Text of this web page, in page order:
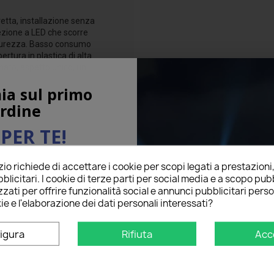
installazione senza
a LED che scorre
Basso consumo
in plastica di alta
aspetto unico, un
per
starstarstar
Facile
richiede di accettare i cookie per scopi legati a
I cookie di terze parti per social media e a scopo
per offrire funzionalità social e annunci pubblicitari
e l'elaborazione dei dati personali interessati?
Rifiuta
sul primo
TE!
qui sotto per ricevere il
sul tuo primo ordine!